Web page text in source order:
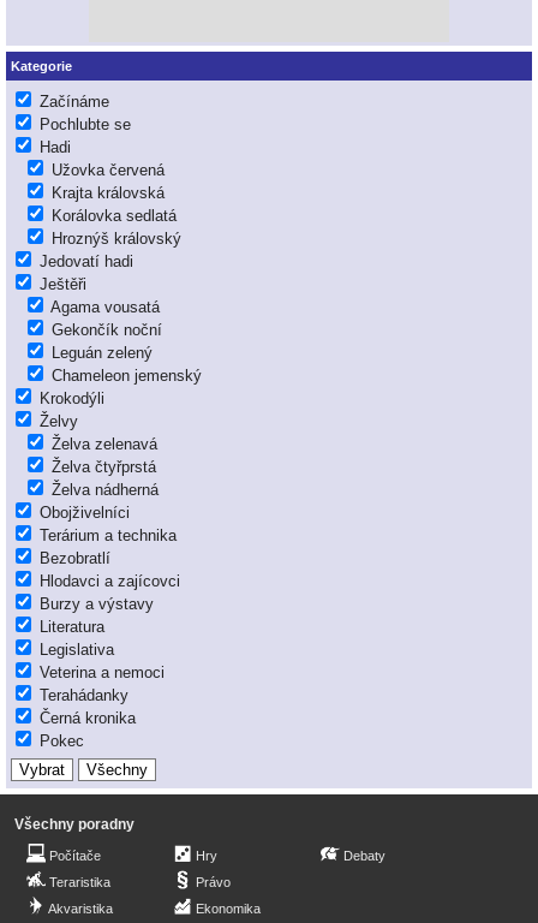
Kategorie
Začínáme
Pochlubte se
Hadi
Užovka červená
Krajta královská
Korálovka sedlatá
Hroznýš královský
Jedovatí hadi
Ještěři
Agama vousatá
Gekončík noční
Leguán zelený
Chameleon jemenský
Krokodýli
Želvy
Želva zelenavá
Želva čtyřprstá
Želva nádherná
Obojživelníci
Terárium a technika
Bezobratlí
Hlodavci a zajícovci
Burzy a výstavy
Literatura
Legislativa
Veterina a nemoci
Terahádanky
Černá kronika
Pokec
Všechny poradny
Počítače
Teraristika
Akvaristika
Hry
Právo
Ekonomika
Debaty